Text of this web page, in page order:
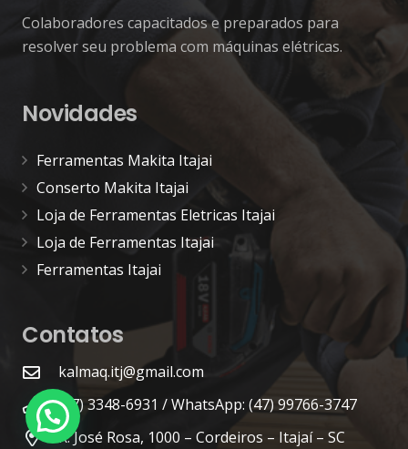
Colaboradores capacitados e preparados para
resolver seu problema com máquinas elétricas.
Novidades
Ferramentas Makita Itajai
Conserto Makita Itajai
Loja de Ferramentas Eletricas Itajai
Loja de Ferramentas Itajai
Ferramentas Itajai
Contatos
kalmaq.itj@gmail.com
(47) 3348-6931 / WhatsApp: (47) 99766-3747
R. José Rosa, 1000 – Cordeiros – Itajaí – SC